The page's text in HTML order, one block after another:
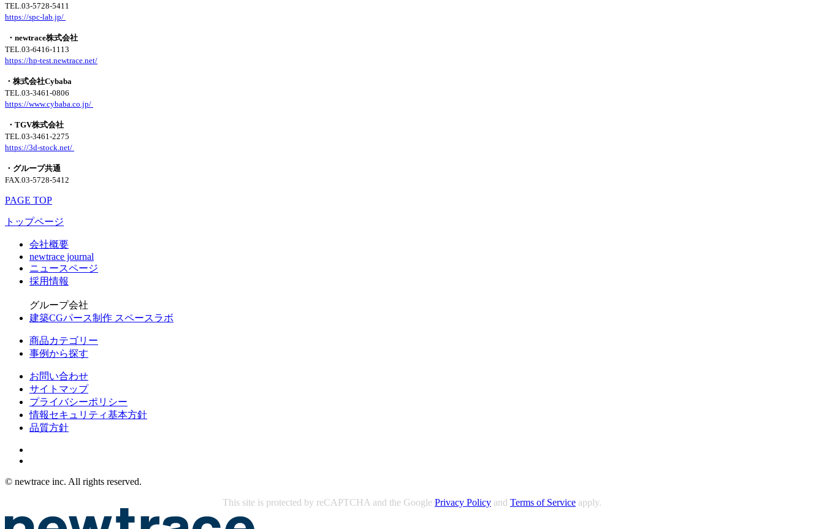
TEL.03-5728-5411
https://spc-lab.jp/
・newtrace株式会社
TEL.03-6416-1113
https://hp-test.newtrace.net/
・株式会社Cybaba
TEL.03-3461-0806
https://www.cybaba.co.jp/
・TGV株式会社
TEL.03-3461-2275
https://3d-stock.net/
・グループ共通
FAX.03-5728-5412
PAGE TOP
トップページ
会社概要
newtrace journal
ニュースページ
採用情報
グループ会社
建築CGパース制作 スペースラボ
商品カテゴリー
事例から探す
お問い合わせ
サイトマップ
プライバシーポリシー
情報セキュリティ基本方針
品質方針
© newtrace inc. All rights reserved.
This site is protected by reCAPTCHA and the Google Privacy Policy and Terms of Service apply.